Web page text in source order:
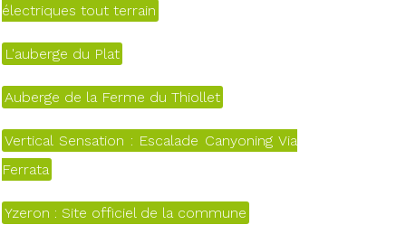
électriques tout terrain
L'auberge du Plat
Auberge de la Ferme du Thiollet
Vertical Sensation : Escalade Canyoning Via
Ferrata
Yzeron : Site officiel de la commune